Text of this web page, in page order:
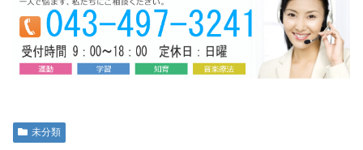
未分類